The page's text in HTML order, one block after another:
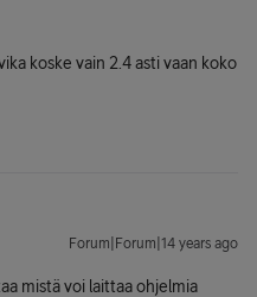
koske vain 2.4 asti vaan koko
Forum|Forum|14 years ago
mistä voi laittaa ohjelmia